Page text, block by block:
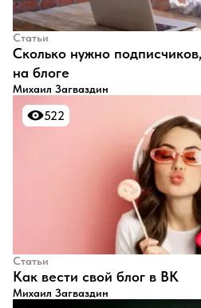
Статьи
​Сколько нужно
на блоге
Михаил Загваздин
522
522
Статьи
​Как вести свой блог в ВК
Михаил Загваздин